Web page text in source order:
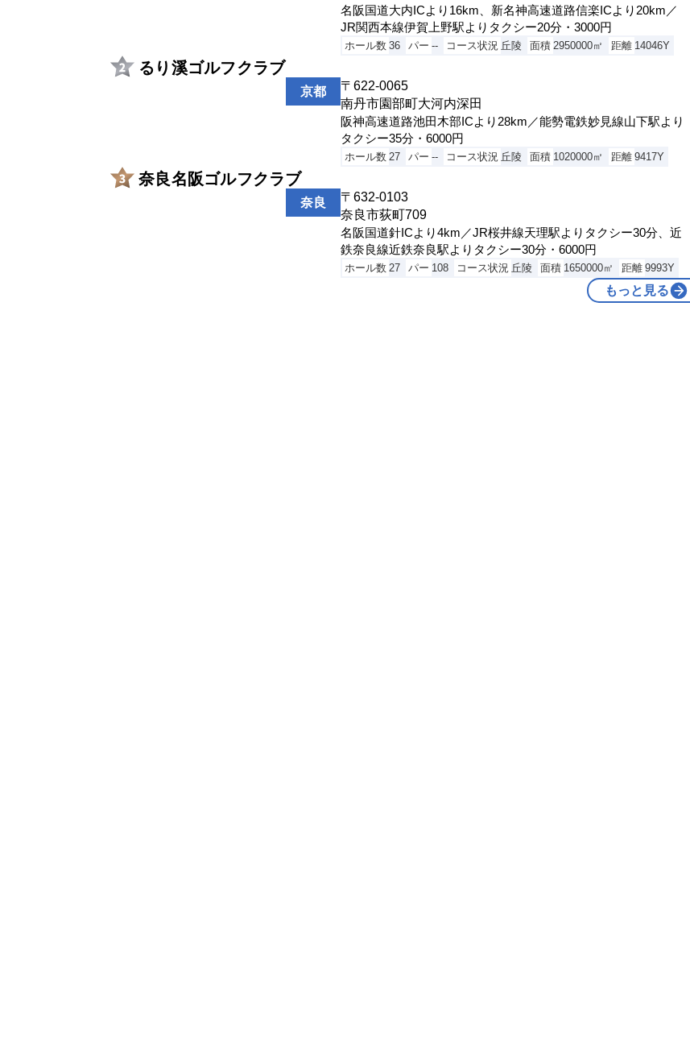
宝塚市切畑字長尾山5-3
有馬ロイヤルゴルフクラブ
名阪国道大内ICより16km、新名神高速道路信楽ICより20km／
JR関西本線伊賀上野駅よりタクシー20分・3000円
ホール数 36 パー -- コース状況 丘陵 面積 2950000㎡ 距離 14046Y
るり溪ゴルフクラブ
京都
〒622-0065
南丹市園部町大河内深田
阪神高速道路池田木部ICより28km／能勢電鉄妙見線山下駅より
タクシー35分・6000円
ホール数 27 パー -- コース状況 丘陵 面積 1020000㎡ 距離 9417Y
奈良名阪ゴルフクラブ
奈良
〒632-0103
奈良市荻町709
名阪国道針ICより4km／JR桜井線天理駅よりタクシー30分、近
鉄奈良線近鉄奈良駅よりタクシー30分・6000円
ホール数 27 パー 108 コース状況 丘陵 面積 1650000㎡ 距離 9993Y
もっと見る